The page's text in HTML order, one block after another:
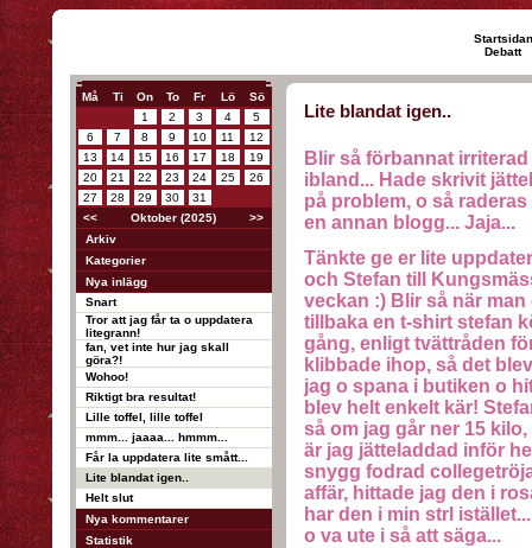
Startsidan
Debatt
Må Ti On To Fr Lö
Sö
1
2 3 4
5
6
7 8 9 10 11
12
13
14 15 16 17 18
19
20
21 22 23 24 25
26
27
28 29 30
31
<<
Oktober (2025)
>>
Arkiv
Kategorier
Nya inlägg
Snart
Tror att jag får ta o uppdatera
litegrann!
fan, vet inte hur jag skall
göra?!
Wohoo!
Riktigt bra resultat!
Lille toffel, lille toffel
mmm... jaaaa... hmmm...
Får la uppdatera lite smått...
Lite blandat igen..
Helt slut
Nya kommentarer
Statistik
Lite blandat igen..
Blir så förbannat
ibland... Hade skrivit
på problem, o så
en annan blogg... Jaja...
Tänkte ge er lite
och Stefan till
veckan :) Blir så när
tillbaka en t-shirt stefan
gång, enligt tvättråden
klibbade ihop, så det
jag o spana i butiken o
blev helt enkelt kär!
så om jag går ner 15
är jag jätteladdad inför
snygg fodrad
affär, hittade jag den i
har den i min strl
o va ute i så att säga...